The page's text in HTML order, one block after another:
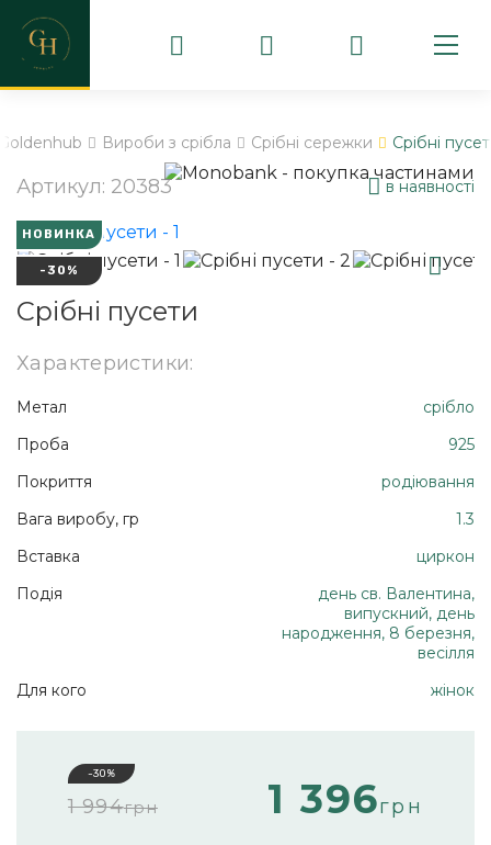
Вироби з срібла Срібні сережки Срібні
Срібні пусети
НОВИНКА
-30%
Артикул: 20383 в наявності
Характеристики:
Метал
срібло
Проба
925
Покриття
родіювання
Вага виробу, гр
1.3
Вставка
циркон
Подія
день св. Валентина,
випускний, день
народження, 8 березня,
весілля
Для кого
жінок
-30%
1 994грн 1 396грн